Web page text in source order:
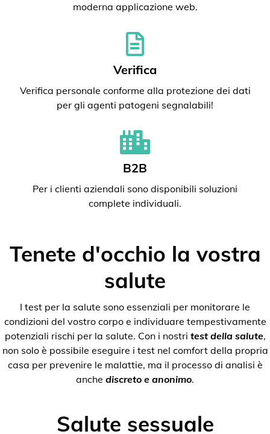
moderna applicazione web.
Verifica
Verifica personale conforme alla protezione dei dati
per gli agenti patogeni segnalabili!
B2B
Per i clienti aziendali sono disponibili soluzioni
complete individuali.
Tenete d'occhio la vostra
salute
I test per la salute sono essenziali per monitorare le
condizioni del vostro corpo e individuare tempestivamente
potenziali rischi per la salute. Con i nostri test della salute,
non solo è possibile eseguire i test nel comfort della propria
casa per prevenire le malattie, ma il processo di analisi è
anche discreto e anonimo.
Salute sessuale